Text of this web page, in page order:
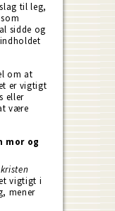
til leg,
sidde og
om at
er vigtigt
eller
være
mor og
vigtigt i
mener